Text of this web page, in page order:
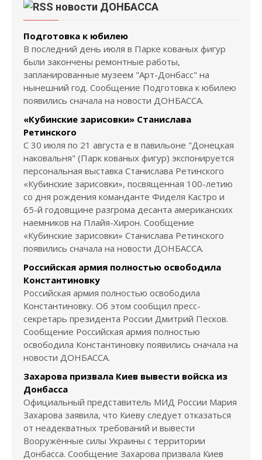
новости ДОНБАССА
Подготовка к юбилею
В последний день июля в Парке кованых фигур
были закончены ремонтные работы,
запланированные музеем "Арт-Донбасс" на
нынешний год. Сообщение Подготовка к юбилею
появились сначала на новости ДОНБАССА.
«Кубинские зарисовки» Станислава
Ретинского
С 30 июля по 21 августа е в павильоне "Донецкая
наковальня" (Парк кованых фигур) экспонируется
персональная выставка Станислава Ретинского
«Кубинские зарисовки», посвященная 100-летию
со дня рождения команданте Фиделя Кастро и
65-й годовщине разгрома десанта американских
наемников на Плайя-Хирон. Сообщение
«Кубинские зарисовки» Станислава Ретинского
появились сначала на новости ДОНБАССА.
Российская армия полностью освободила
Константиновку
Российская армия полностью освободила
Константиновку. Об этом сообщил пресс-
секретарь президента России Дмитрий Песков.
Сообщение Российская армия полностью
освободила Константиновку появились сначала на
новости ДОНБАССА.
Захарова призвала Киев вывести войска из
Донбасса
Официальный представитель МИД России Мария
Захарова заявила, что Киеву следует отказаться
от неадекватных требований и вывести
Вооружённые силы Украины с территории
Донбасса. Сообщение Захарова призвала Киев